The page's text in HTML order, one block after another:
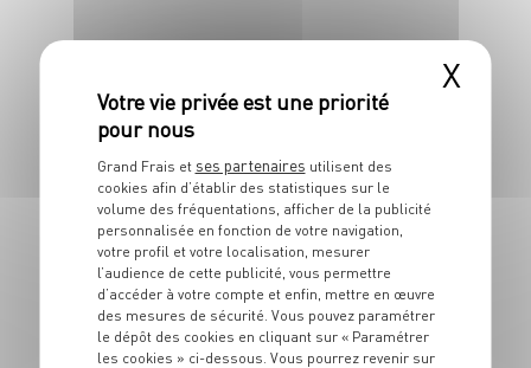
Smoothie Poire
Banane
4 pers. 5 min
X
Grand Frais et ses partenaires utilisent des
cookies afin d’établir des statistiques sur le
volume des fréquentations, afficher de la publicité
personnalisée en fonction de votre navigation,
votre profil et votre localisation, mesurer
l’audience de cette publicité, vous permettre
d’accéder à votre compte et enfin, mettre en œuvre
des mesures de sécurité. Vous pouvez paramétrer
le dépôt des cookies en cliquant sur « Paramétrer
les cookies » ci-dessous. Vous pourrez revenir sur